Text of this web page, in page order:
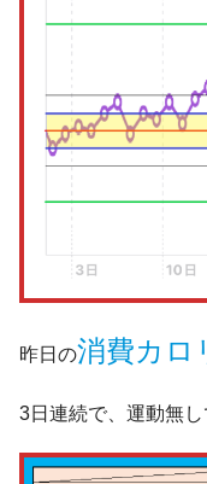
昨日の消費カロ
3日連続で、運動無し